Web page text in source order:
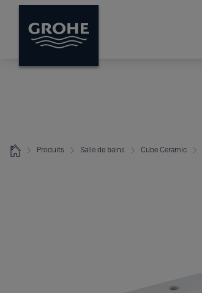
Produits Salle de bains Cube Ceramic